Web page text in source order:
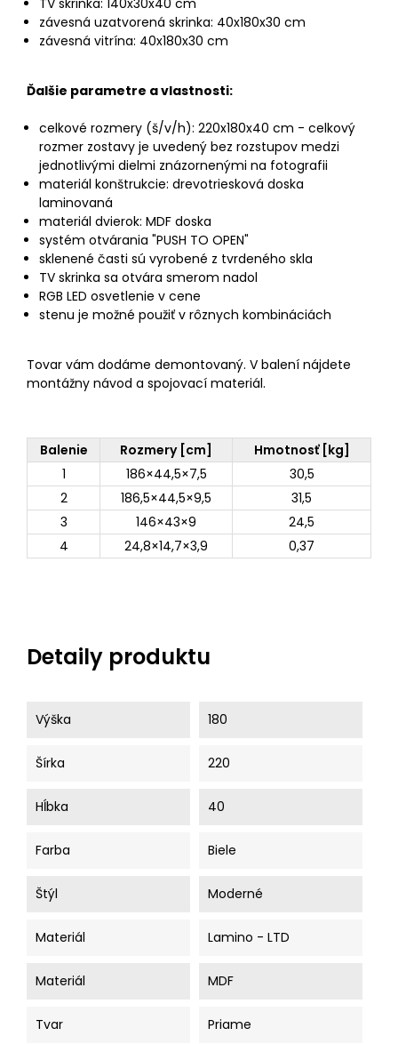
TV skrinka: 140x30x40 cm
závesná uzatvorená skrinka: 40x180x30 cm
závesná vitrína: 40x180x30 cm
Ďalšie parametre a vlastnosti:
celkové rozmery (š/v/h): 220x180x40 cm - celkový
rozmer zostavy je uvedený bez rozstupov medzi
jednotlivými dielmi znázornenými na fotografii
materiál konštrukcie: drevotriesková doska
laminovaná
materiál dvierok: MDF doska
systém otvárania "PUSH TO OPEN"
sklenené časti sú vyrobené z tvrdeného skla
TV skrinka sa otvára smerom nadol
RGB LED osvetlenie v cene
stenu je možné použiť v rôznych kombináciách
Tovar vám dodáme demontovaný. V balení nájdete
montážny návod a spojovací materiál.
Balenie Rozmery [cm]
Hmotnosť [kg]
1
186×44,5×7,5
30,5
2
186,5×44,5×9,5
31,5
3
146×43×9
24,5
4
24,8×14,7×3,9 0,37
Detaily produktu
Výška 180
Šírka 220
Hĺbka 40
Farba Biele
Štýl Moderné
Materiál Lamino - LTD
Materiál MDF
Tvar Priame